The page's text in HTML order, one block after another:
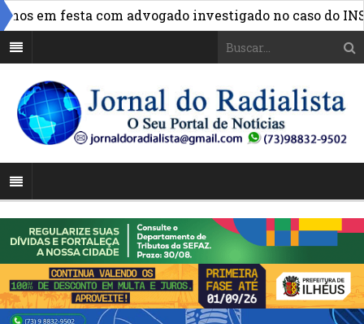
festa com advogado investigado no caso do INSS »